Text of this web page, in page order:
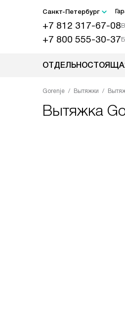
Санкт-Петербург
+7 812 317-67-08
+7 800 555-30-37
Gorenje Вытяжки
Вытяжка